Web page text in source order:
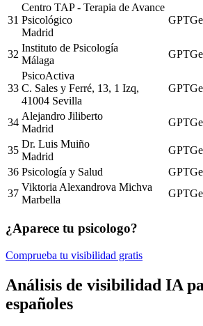
31
Centro TAP - Terapia de Avance
Psicológico
Madrid
GPT
32
Instituto de Psicología
Málaga
GPT
33
PsicoActiva
C. Sales y Ferré, 13, 1 Izq,
41004 Sevilla
GPT
34
Alejandro Jiliberto
Madrid
GPT
35
Dr. Luis Muiño
Madrid
GPT
36 Psicología y Salud GPT
37
Viktoria Alexandrova Michva
Marbella
GPT
¿Aparece tu psicologo?
Comprueba tu visibilidad gratis
Análisis de visibilidad IA
españoles